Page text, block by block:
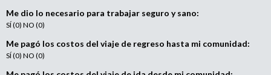
Me dio lo necesario para trabajar seguro y sano:
SÍ (0) NO (0)
Me pagó los costos del viaje de regreso hasta mi comunidad:
SÍ (0) NO (0)